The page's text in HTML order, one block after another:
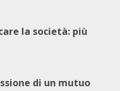
la società: più
di un mutuo